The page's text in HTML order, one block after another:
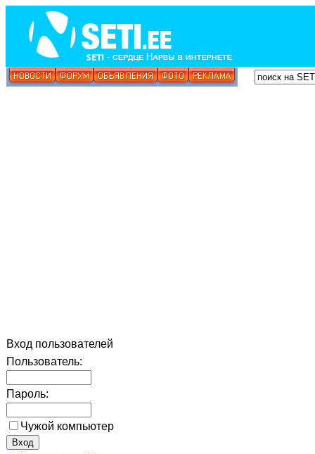
Вход пользователей
Пользователь:
Пароль:
Чужой компьютер